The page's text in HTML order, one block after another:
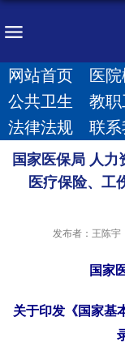
网站首页 医
公共卫生
教
法律法规
联系
国家医保局 人
医疗保险、工
发布者：王陈宇
国家
关于印发《国家基